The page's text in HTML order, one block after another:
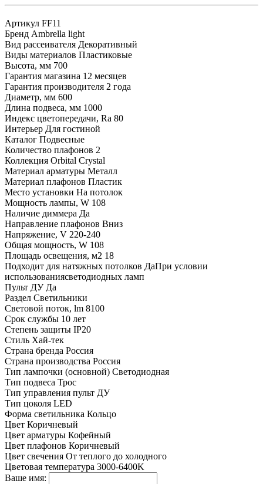
Артикул FF11
Бренд Ambrella light
Вид рассеивателя Декоративный
Виды материалов Пластиковые
Высота, мм 700
Гарантия магазина 12 месяцев
Гарантия производителя 2 года
Диаметр, мм 600
Длина подвеса, мм 1000
Индекс цветопередачи, Ra 80
Интерьер Для гостиной
Каталог Подвесные
Количество плафонов 2
Коллекция Orbital Crystal
Материал арматуры Металл
Материал плафонов Пластик
Место установки На потолок
Мощность лампы, W 108
Наличие диммера Да
Направление плафонов Вниз
Напряжение, V 220-240
Общая мощность, W 108
Площадь освещения, м2 18
Подходит для натяжных потолков ДаПри условии
использованиясветодиодных ламп
Пульт ДУ Да
Раздел Светильники
Световой поток, lm 8100
Срок службы 10 лет
Степень защиты IP20
Стиль Хай-тек
Страна бренда Россия
Страна производства Россия
Тип лампочки (основной) Светодиодная
Тип подвеса Трос
Тип управления пульт ДУ
Тип цоколя LED
Форма светильника Кольцо
Цвет Коричневый
Цвет арматуры Кофейный
Цвет плафонов Коричневый
Цвет свечения От теплого до холодного
Цветовая температура 3000-6400K
Ваше имя: